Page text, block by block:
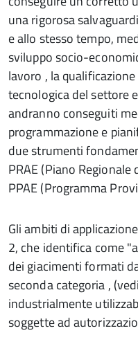
una rigorosa
e allo stesso tempo,
sviluppo socio-
lavoro , la
tecnologica del settore
andranno conseguiti
programmazione e
due strumenti
PRAE (Piano
PPAE (Programma
Gli ambiti di
2, che identifica come
dei giacimenti formati
seconda categoria ,
industrialmente
soggette ad